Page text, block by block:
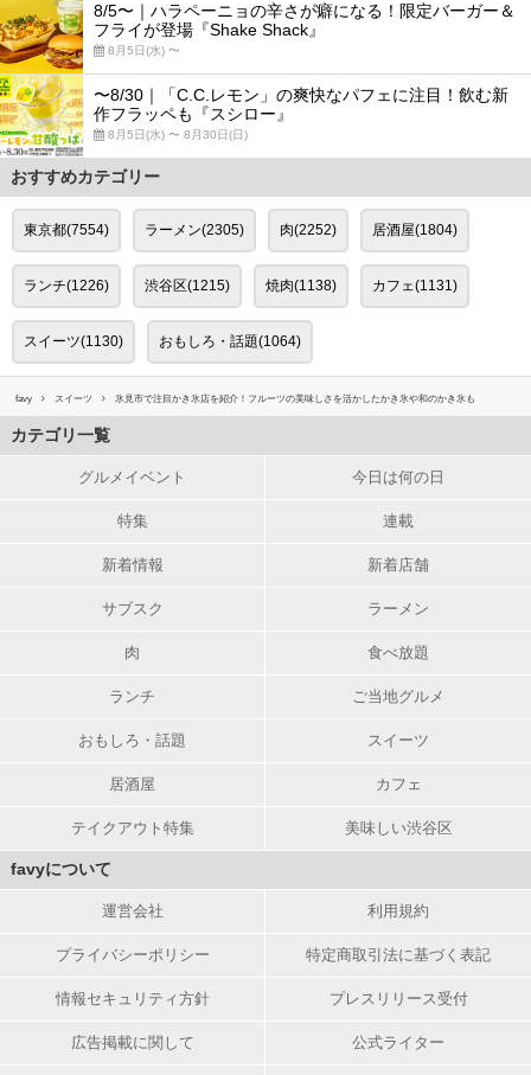
8/5〜｜ハラペーニョの辛さが癖になる！限定バーガー＆
フライが登場『Shake Shack』
8月5日(水) 〜
〜8/30｜「C.C.レモン」の爽快なパフェに注目！飲む新
作フラッペも『スシロー』
8月5日(水) 〜 8月30日(日)
おすすめカテゴリー
東京都(7554) ラーメン(2305) 肉(2252) 居酒屋(1804)
ランチ(1226) 渋谷区(1215) 焼肉(1138) カフェ(1131)
スイーツ(1130) おもしろ・話題(1064)
favy スイーツ 氷見市で注目かき氷店を紹介！フルーツの美味しさを活かしたかき氷や和のかき氷も
カテゴリ一覧
グルメイベント 今日は何の日
特集 連載
新着情報 新着店舗
サブスク ラーメン
肉 食べ放題
ランチ ご当地グルメ
おもしろ・話題 スイーツ
居酒屋 カフェ
テイクアウト特集 美味しい渋谷区
favyについて
運営会社 利用規約
プライバシーポリシー 特定商取引法に基づく表記
情報セキュリティ方針 プレスリリース受付
広告掲載に関して 公式ライター